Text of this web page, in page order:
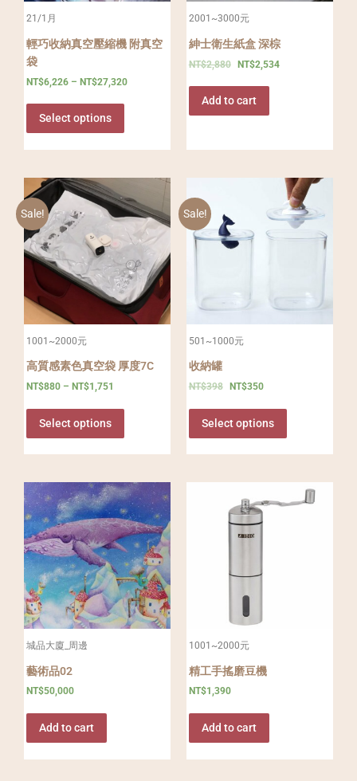
21/1月
輕巧收納真空壓縮機 附真空
袋
NT$6,226– NT$27,320
Select options
2001~3000元
紳士衛生紙盒 深棕
NT$2,880 NT$2,534
Add to cart
Sale!
1001~2000元
高質感素色真空袋 厚度7C
NT$880– NT$1,751
Select options
Sale!
501~1000元
收納罐
NT$398 NT$350
Select options
城品大廈_周邊
藝術品02
NT$50,000
Add to cart
1001~2000元
精工手搖磨豆機
NT$1,390
Add to cart